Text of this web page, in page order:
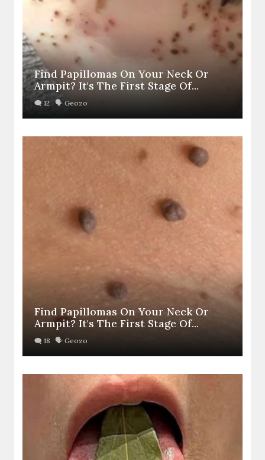
Find Papillomas On Your Neck Or
Armpit? It's The First Stage Of...
Find Papillomas On Your Neck Or
Armpit? It's The First Stage Of...